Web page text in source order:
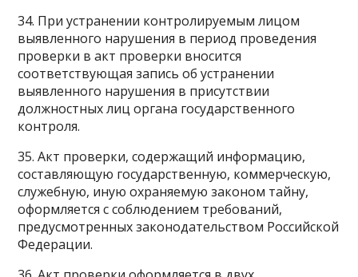
34. При устранении контролируемым лицом
выявленного нарушения в период проведения
проверки в акт проверки вносится
соответствующая запись об устранении
выявленного нарушения в присутствии
должностных лиц органа государственного
контроля.
35. Акт проверки, содержащий информацию,
составляющую государственную, коммерческую,
служебную, иную охраняемую законом тайну,
оформляется с соблюдением требований,
предусмотренных законодательством Российской
Федерации.